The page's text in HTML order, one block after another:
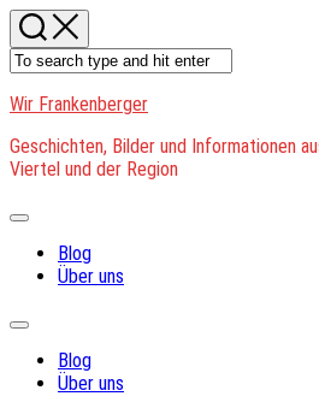
Skip
to
content
Wir Frankenberger
Geschichten, Bilder und Informationen
Viertel und der Region
Expand
Blog
Über uns
Expand
Blog
Über uns